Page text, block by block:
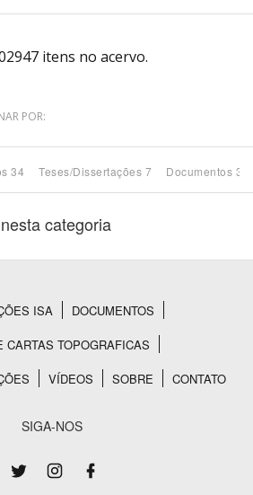
BUSCAR
itens no acervo.
POR:
34 Teses/Dissertações 7 Documentos
categoria
ISA
DOCUMENTOS
CARTAS TOPOGRAFICAS
VÍDEOS SOBRE CONTATO
SIGA-NOS